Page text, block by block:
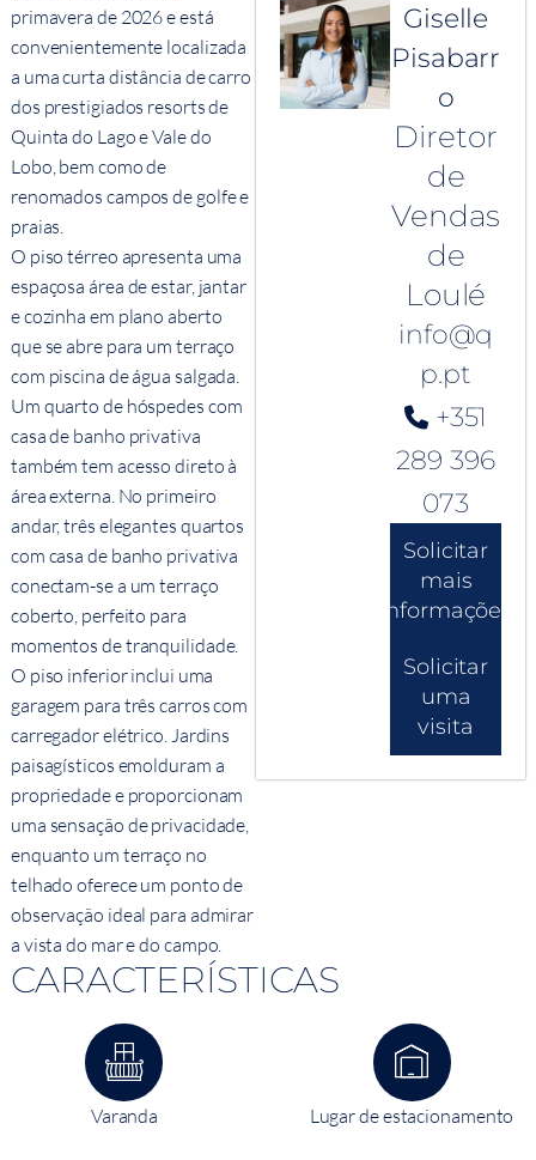
primavera de 2026 e está
convenientemente localizada
a uma curta distância de carro
dos prestigiados resorts de
Quinta do Lago e Vale do
Lobo, bem como de
renomados campos de golfe e
praias.
O piso térreo apresenta uma
espaçosa área de estar, jantar
e cozinha em plano aberto
que se abre para um terraço
com piscina de água salgada.
Um quarto de hóspedes com
casa de banho privativa
também tem acesso direto à
área externa. No primeiro
andar, três elegantes quartos
com casa de banho privativa
conectam-se a um terraço
coberto, perfeito para
momentos de tranquilidade.
O piso inferior inclui uma
garagem para três carros com
carregador elétrico. Jardins
paisagísticos emolduram a
propriedade e proporcionam
uma sensação de privacidade,
enquanto um terraço no
telhado oferece um ponto de
observação ideal para admirar
a vista do mar e do campo.
Giselle
Pisabarr
o
Diretor
de
Vendas
de
Loulé
info@q
p.pt
+351
289 396
073
Solicitar
mais
informações
Solicitar
uma
visita
CARACTERÍSTICAS
Varanda Lugar de estacionamento